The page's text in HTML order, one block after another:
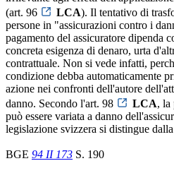
(art. 96
LCA). Il tentativo di
persone in "assicurazioni contro i
pagamento del assicuratore dipenda
concreta esigenza di denaro, urta
contrattuale. Non si vede infatti,
condizione debba automaticamente
azione nei confronti dell'autore
danno. Secondo l'art. 98
LCA, la
può essere variata a danno
legislazione svizzera si distingue dalla
BGE 94 II 173 S. 190